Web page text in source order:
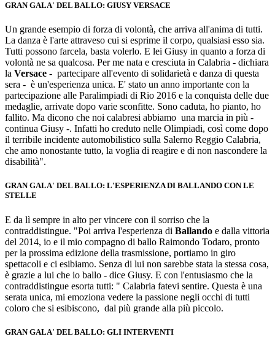
GRAN GALA' DEL BALLO: GIUSY VERSACE
Un grande esempio di forza di volontà, che arriva all'anima di tutti.
La danza è l'arte attraveso cui si esprime il corpo, qualsiasi esso sia.
Tutti possono farcela, basta volerlo. E lei Giusy in quanto a forza di
volontà ne sa qualcosa. Per me nata e cresciuta in Calabria - dichiara
la Versace - partecipare all'evento di solidarietà e danza di questa
sera - è un'esperienza unica. E' stato un anno importante con la
partecipazione alle Paralimpiadi di Rio 2016 e la conquista delle due
medaglie, arrivate dopo varie sconfitte. Sono caduta, ho pianto, ho
fallito. Ma dicono che noi calabresi abbiamo una marcia in più -
continua Giusy -. Infatti ho creduto nelle Olimpiadi, così come dopo
il terribile incidente automobilistico sulla Salerno Reggio Calabria,
che amo nonostante tutto, la voglia di reagire e di non nascondere la
disabilità".
GRAN GALA' DEL BALLO: L'ESPERIENZA DI BALLANDO CON LE
STELLE
E da lì sempre in alto per vincere con il sorriso che la
contraddistingue. "Poi arriva l'esperienza di Ballando e dalla vittoria
del 2014, io e il mio compagno di ballo Raimondo Todaro, pronto
per la prossima edizione della trasmissione, portiamo in giro
spettacoli e ci esibiamo. Senza di lui non sarebbe stata la stessa cosa,
è grazie a lui che io ballo - dice Giusy. E con l'entusiasmo che la
contraddistingue esorta tutti: " Calabria fatevi sentire. Questa è una
serata unica, mi emoziona vedere la passione negli occhi di tutti
coloro che si esibiscono, dal più grande alla più piccolo.
GRAN GALA' DEL BALLO: GLI INTERVENTI